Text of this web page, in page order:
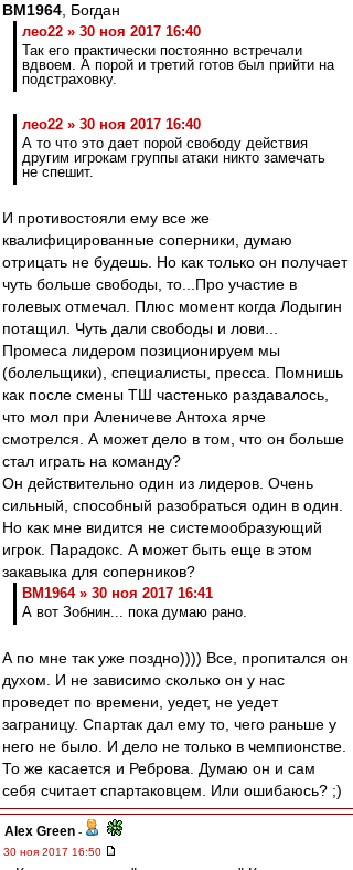
BM1964 , Богдан
лео22 » 30 ноя 2017 16:40
Так его практически постоянно встречали
вдвоем. А порой и третий готов был прийти на
подстраховку.
лео22 » 30 ноя 2017 16:40
А то что это дает порой свободу действия
другим игрокам группы атаки никто замечать
не спешит.
И противостояли ему все же
квалифицированные соперники, думаю
отрицать не будешь. Но как только он получает
чуть больше свободы, то...Про участие в
голевых отмечал. Плюс момент когда Лодыгин
потащил. Чуть дали свободы и лови...
Промеса лидером позиционируем мы
(болельщики), специалисты, пресса. Помнишь
как после смены ТШ частенько раздавалось,
что мол при Аленичеве Антоха ярче
смотрелся. А может дело в том, что он больше
стал играть на команду?
Он действительно один из лидеров. Очень
сильный, способный разобраться один в один.
Но как мне видится не системообразующий
игрок. Парадокс. А может быть еще в этом
закавыка для соперников?
BM1964 » 30 ноя 2017 16:41
А вот Зобнин... пока думаю рано.
А по мне так уже поздно)))) Все, пропитался он
духом. И не зависимо сколько он у нас
проведет по времени, уедет, не уедет
заграницу. Спартак дал ему то, чего раньше у
него не было. И дело не только в чемпионстве.
То же касается и Реброва. Думаю он и сам
себя считает спартаковцем. Или ошибаюсь? ;)
Alex Green -
30 ноя 2017 16:50